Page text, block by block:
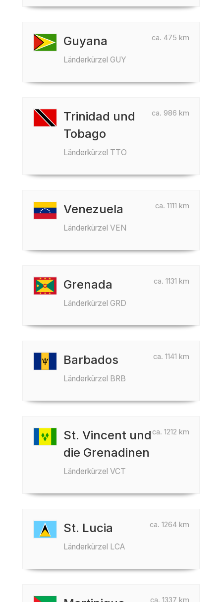
ca. 475 km
Guyana
Länderkürzel GUY
ca. 986 km
Trinidad und
Tobago
Länderkürzel TTO
ca. 1111 km
Venezuela
Länderkürzel VEN
ca. 1131 km
Grenada
Länderkürzel GRD
ca. 1141 km
Barbados
Länderkürzel BRB
ca. 1212 km
St. Vincent und
die Grenadinen
Länderkürzel VCT
ca. 1264 km
St. Lucia
Länderkürzel LCA
ca. 1337 km